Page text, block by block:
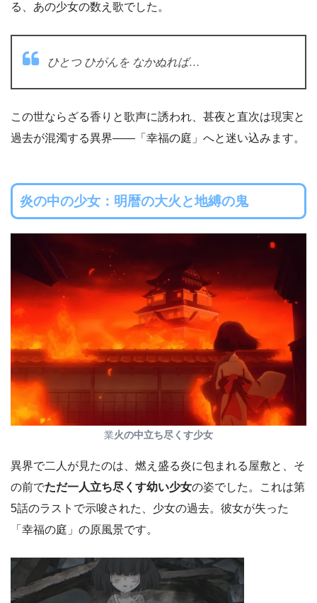
る、あの少女の数え歌でした。
ひとつ ひがんを なかぬれば…
この世ならざる香りと歌声に誘われ、甚夜と直次は現実と
過去が混濁する異界――「幸福の庭」へと迷い込みます。
炎の中の少女：明暦の大火と地縛の鬼
業火の中立ち尽くす少女
異界で二人が見たのは、燃え盛る炎に包まれる屋敷と、そ
の前でただ一人立ち尽くす幼い少女の姿でした。これは第
5話のラストで示唆された、少女の過去。彼女が失った
「幸福の庭」の原風景です。